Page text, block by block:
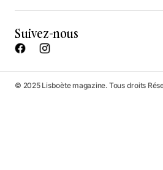
Suivez-nous
© 2025 Lisboète magazine. Tous droits